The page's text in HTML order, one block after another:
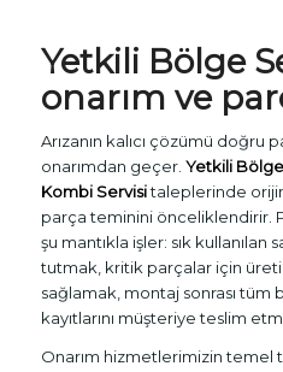
Yetkili Bölge
onarım ve
Arızanın kalıcı çözümü doğru
onarımdan geçer. Yetkili
Kombi Servisitaleplerinde
parça teminini önceliklendirir.
şu mantıkla işler: sık kullanılan
tutmak, kritik parçalar için
sağlamak, montaj sonrası tüm
kayıtlarını müşteriye teslim
Onarım hizmetlerimizin temel